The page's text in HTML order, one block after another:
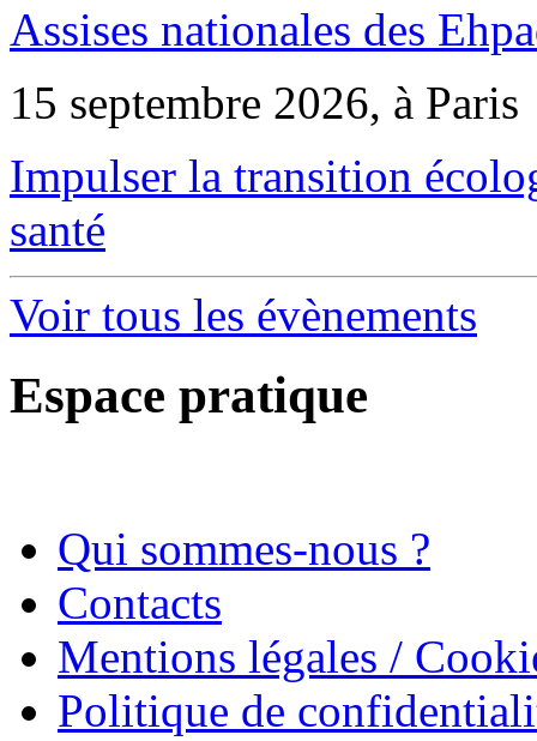
Assises nationales des
15 septembre 2026, à Paris
Impulser la transition
santé
Voir tous les évènements
Espace pratique
Qui sommes-nous ?
Contacts
Mentions légales /
Politique de